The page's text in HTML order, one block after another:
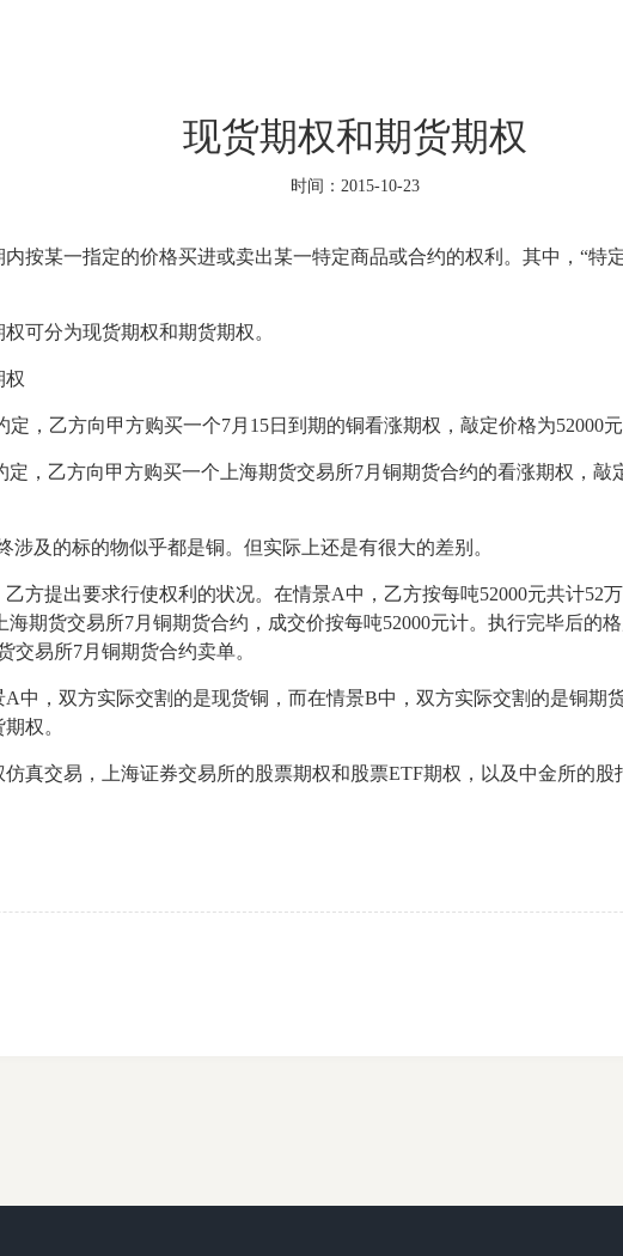
现货期权和期货期权
时间：2015-10-23
某一指定的价格买进或卖出某一特定商品或合约的权利。其中，“特
分为现货期权和期货期权。
乙方向甲方购买一个7月15日到期的铜看涨期权，敲定价格为52000
乙方向甲方购买一个上海期货交易所7月铜期货合约的看涨期权，敲
及的标的物似乎都是铜。但实际上还是有很大的差别。
提出要求行使权利的状况。在情景A中，乙方按每吨52000元共计52
期货交易所7月铜期货合约，成交价按每吨52000元计。执行完毕后的
交易所7月铜期货合约卖单。
，双方实际交割的是现货铜，而在情景B中，双方实际交割的是铜期
权。
交易，上海证券交易所的股票期权和股票ETF期权，以及中金所的股